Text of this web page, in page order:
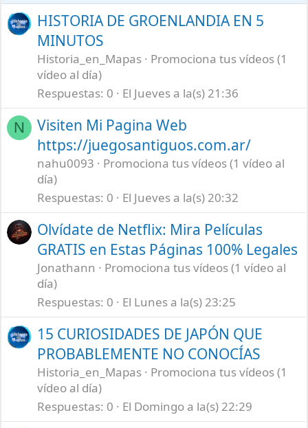
HISTORIA DE GROENLANDIA EN 5
MINUTOS
Historia_en_Mapas
Promociona tus vídeos (1
vídeo al día)
Respuestas 0 El Jueves a la(s) 21:36
N
Visiten Mi Pagina Web
https://juegosantiguos.com.ar/
nahu0093
Promociona tus vídeos (1 vídeo al
día)
Respuestas 0 El Jueves a la(s) 20:32
Olvídate de Netflix: Mira Películas
GRATIS en Estas Páginas 100% Legales
Jonathann
Promociona tus vídeos (1 vídeo al
día)
Respuestas 0 El Lunes a la(s) 23:25
15 CURIOSIDADES DE JAPÓN QUE
PROBABLEMENTE NO CONOCÍAS
Historia_en_Mapas
Promociona tus vídeos (1
vídeo al día)
Respuestas 0 El Domingo a la(s) 22:29